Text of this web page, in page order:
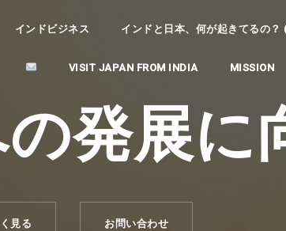
インドビジネス インドと日本、何が起きてるの？
VISIT JAPAN FROM INDIA MISSION
発展に
見る お問い合わせ